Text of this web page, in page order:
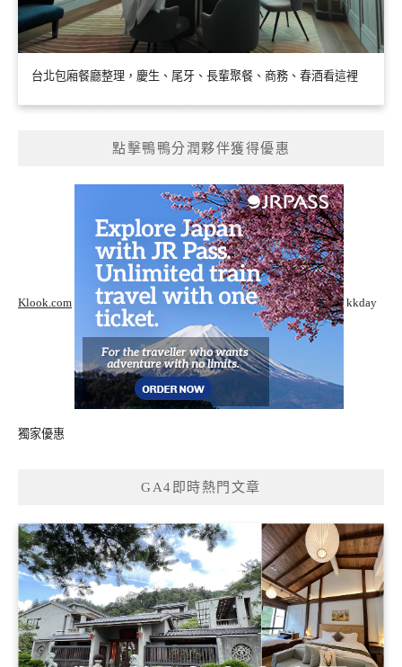
台北包廂餐廳整理，慶生、尾牙、長輩聚餐、商務、春酒看這裡
點擊鴨鴨分潤夥伴獲得優惠
Klook.com kkday
獨家優惠
GA4即時熱門文章